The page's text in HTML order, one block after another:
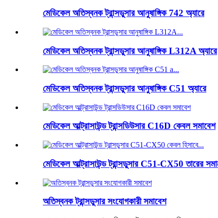
মেডিকেল অতিস্বনক ট্রান্সডুসার আনুষাঙ্গিক 742 অ্যারে
মেডিকেল অতিস্বনক ট্রান্সডুসার আনুষাঙ্গিক L312A অ্যারে
মেডিকেল অতিস্বনক ট্রান্সডুসার আনুষাঙ্গিক C51 অ্যারে
মেডিকেল আল্ট্রাসাউন্ড ট্রান্সডিউসার C16D কেবল সমাবেশ
মেডিকেল আল্ট্রাসাউন্ড ট্রান্সডুসার C51-CX50 তারের
অতিস্বনক ট্রান্সডুসার সংযোগকারী সমাবেশ